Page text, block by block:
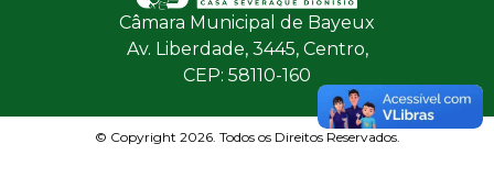
Câmara Municipal de Bayeux
Av. Liberdade, 3445, Centro,
CEP: 58110-160
© Copyright 2026. Todos os Direitos Reservados.